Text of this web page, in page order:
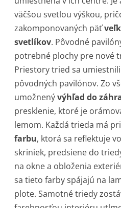
väčšou svetlou výškou,
zakomponovaných päť
svetlíkov. Pôvodné
potrebné plochy pre nové
Priestory tried sa
pôvodných pavilónov. Zo
umožnenývýhľad do
presklenie, ktoré je
lemom. Každá trieda má
farbu, ktorá sa reflektuje
skriniek, predsiene do
na okne a obloženia
sa tieto farby spájajú na
plote. Samotné triedy